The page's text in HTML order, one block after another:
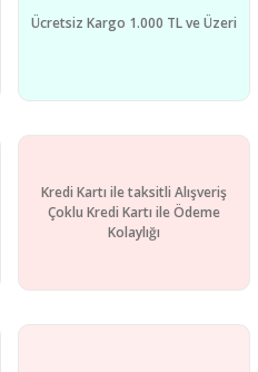
Ücretsiz Kargo 1.000 TL ve Üzeri
Kredi Kartı ile taksitli Alışveriş
Çoklu Kredi Kartı ile Ödeme
Kolaylığı